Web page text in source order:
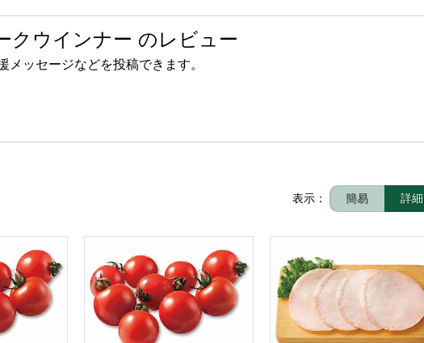
ウインナー のレビュー
ッセージなどを投稿できます。
表示： 簡易 詳細